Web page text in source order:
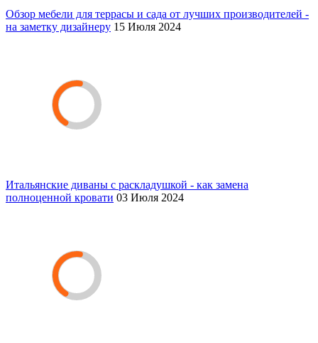
Обзор мебели для террасы и сада от лучших производителей -
на заметку дизайнеру 15 Июля 2024
Итальянские диваны с раскладушкой - как замена
полноценной кровати 03 Июля 2024